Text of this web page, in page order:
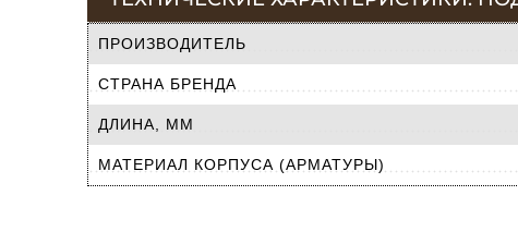
ПРОИЗВОДИТЕЛЬ
СТРАНА БРЕНДА
ДЛИНА, ММ
МАТЕРИАЛ КОРПУСА (АРМАТУРЫ)